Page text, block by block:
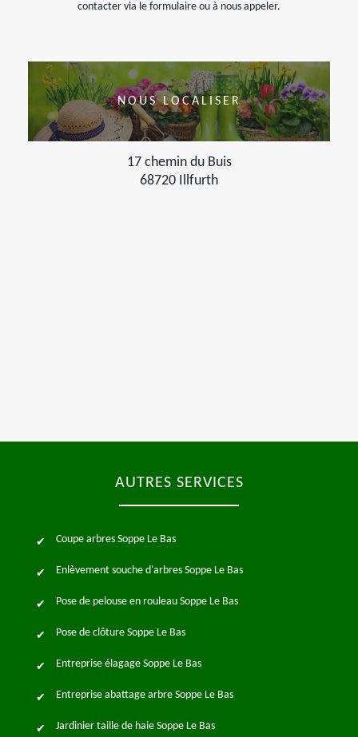
contacter via le formulaire ou à nous appeler.
NOUS LOCALISER
17 chemin du Buis
68720 Illfurth
AUTRES SERVICES
Coupe arbres Soppe Le Bas
Enlèvement souche d'arbres Soppe Le Bas
Pose de pelouse en rouleau Soppe Le Bas
Pose de clôture Soppe Le Bas
Entreprise élagage Soppe Le Bas
Entreprise abattage arbre Soppe Le Bas
Jardinier taille de haie Soppe Le Bas